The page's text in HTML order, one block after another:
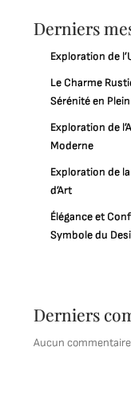
Derniers
Exploration de
Le Charme
Sérénité en
Exploration de
Moderne
Exploration de
d’Art
Élégance et
Symbole du
Derniers
Aucun